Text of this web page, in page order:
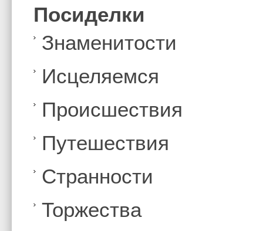
Посиделки
Знаменитости
Иcцеляемся
Происшествия
Путешествия
Странности
Торжества